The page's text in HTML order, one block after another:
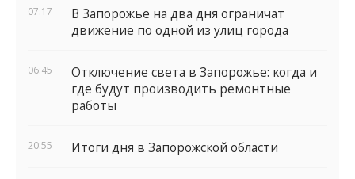
07:17
В Запорожье на два дня ограничат
движение по одной из улиц города
06:45
Отключение света в Запорожье: когда и
где будут производить ремонтные
работы
20:55 Итоги дня в Запорожской области